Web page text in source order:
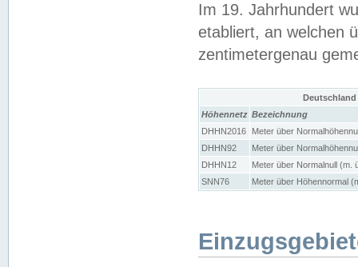
Im 19. Jahrhundert
etabliert, an welchen
zentimetergenau
Höhennetz Bezeichnung
DHHN2016
Meter über
DHHN92
Meter über
DHHN12
Meter über Normalnull (m.
SNN76
Meter über Höhennormal